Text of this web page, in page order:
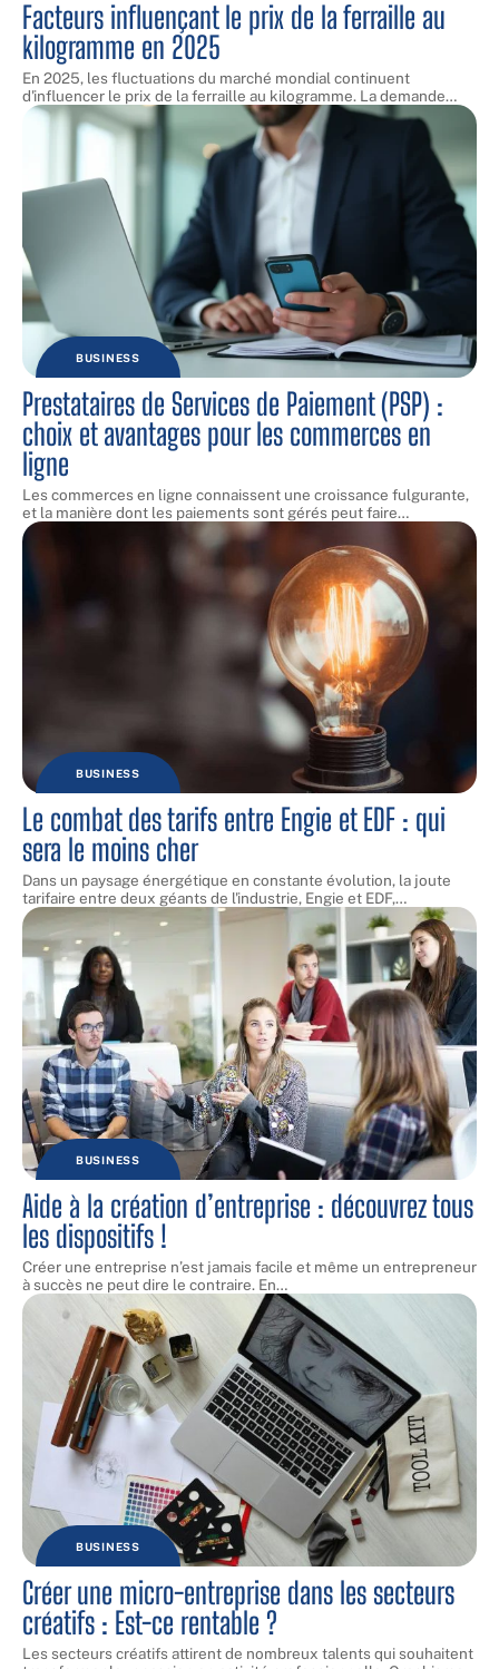
Facteurs influençant le prix de la ferraille au
kilogramme en 2025
En 2025, les fluctuations du marché mondial continuent
d'influencer le prix de la ferraille au kilogramme. La demande…
BUSINESS
Prestataires de Services de Paiement (PSP) :
choix et avantages pour les commerces en
ligne
Les commerces en ligne connaissent une croissance fulgurante,
et la manière dont les paiements sont gérés peut faire…
BUSINESS
Le combat des tarifs entre Engie et EDF : qui
sera le moins cher
Dans un paysage énergétique en constante évolution, la joute
tarifaire entre deux géants de l'industrie, Engie et EDF,…
BUSINESS
Aide à la création d’entreprise : découvrez tous
les dispositifs !
Créer une entreprise n’est jamais facile et même un entrepreneur
à succès ne peut dire le contraire. En…
BUSINESS
Créer une micro-entreprise dans les secteurs
créatifs : Est-ce rentable ?
Les secteurs créatifs attirent de nombreux talents qui souhaitent